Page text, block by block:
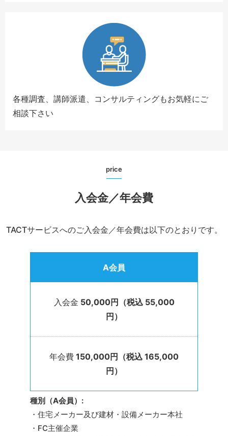
各種調査、講師派遣、コンサルティングもお気軽にご
相談下さい
price
入会金／年会費
TACTサービスへのご入会金／年会費は以下のとおりです。
A会員
入会金 50,000円（税込 55,000
円）
年会費 150,000円（税込 165,000
円）
種別（A会員）:
・住宅メーカー及び建材・設備メーカー本社
・FC主催企業